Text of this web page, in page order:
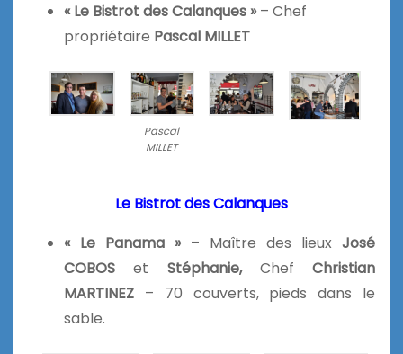
« Le Bistrot des Calanques »– Chef
propriétaire Pascal MILLET
Pascal
MILLET
Le Bistrot des Calanques
« Le Panama »– Maître des lieux José
COBOS et Stéphanie,Chef Christian
MARTINEZ – 70 couverts, pieds dans le
sable.